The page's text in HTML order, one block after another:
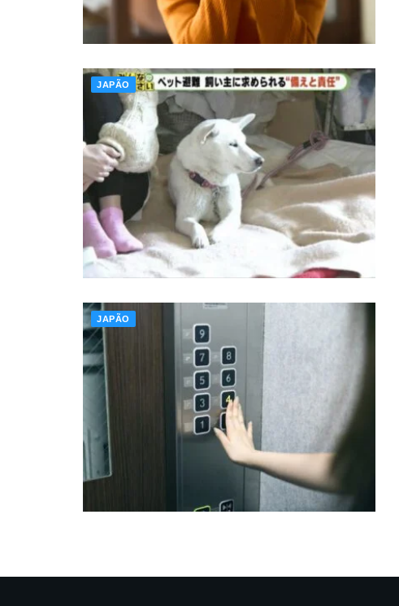
JAPÃO
JAPÃO